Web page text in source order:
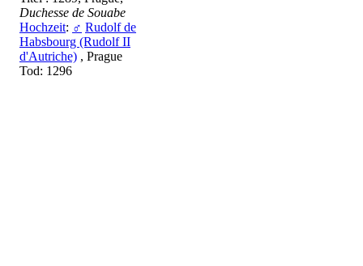
Duchesse de Souabe
Hochzeit: ♂ Rudolf de
Habsbourg (Rudolf II
d'Autriche) , Prague
Tod: 1296